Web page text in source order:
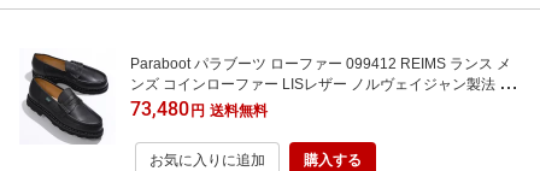
Paraboot パラブーツ ローファー 099412 REIMS ランス メ
ンズ コインローファー LISレザー ノルヴェイジャン製法 MA
RCHE IIソール レザーシューズ 靴 NOIR
73,480円 送料無料
お気に入りに追加 購入する